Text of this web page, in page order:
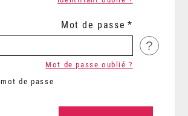
Mot de passe
?
mot de passe
Mot de passe oublié ?